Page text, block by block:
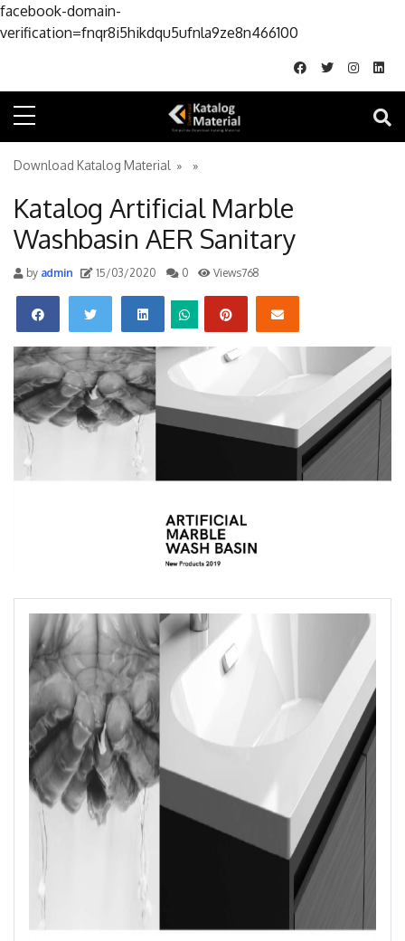
facebook-domain-
verification=fnqr8i5hikdqu5ufnla9ze8n466100
Download Katalog Material » »
Katalog Artificial Marble
Washbasin AER Sanitary
byadmin 15/03/2020 0 Views768